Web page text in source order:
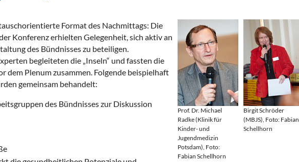
Prof. Dr. Michael
Radke (Klinik für
Kinder- und
Jugendmedizin
Potsdam), Foto:
Fabian Schellhorn
Birgit Schröder
(MBJS), Foto: Fabian
Schellhorn
Format des Nachmittags: Die
Konferenz erhielten Gelegenheit, sich aktiv an
des Bündnisses zu beteiligen.
begleiteten die „Inseln“ und fassten die
dem Plenum zusammen. Folgende beispielhaft
gemeinsam behandelt:
des Bündnisses zur Diskussion